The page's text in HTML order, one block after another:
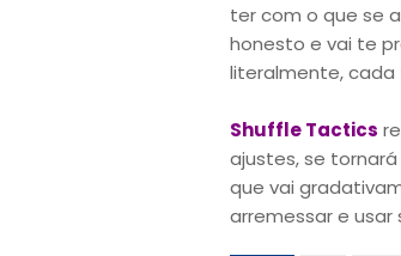
ter com o que se
honesto e vai te
literalmente, cada
Shuffle Tactics
ajustes, se
que vai
arremessar e usar